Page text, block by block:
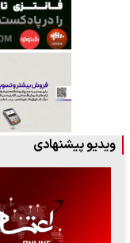
ویدیو پیشنهادی